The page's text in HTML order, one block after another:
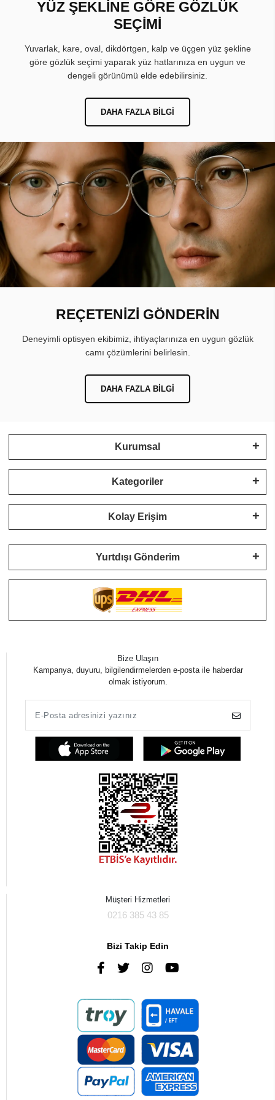
YÜZ ŞEKLİNE GÖRE GÖZLÜK
SEÇİMİ
Yuvarlak, kare, oval, dikdörtgen, kalp ve üçgen yüz şekline
göre gözlük seçimi yaparak yüz hatlarınıza en uygun ve
dengeli görünümü elde edebilirsiniz.
DAHA FAZLA BILGI
REÇETENİZİ GÖNDERİN
Deneyimli optisyen ekibimiz, ihtiyaçlarınıza en uygun gözlük
camı çözümlerini belirlesin.
DAHA FAZLA BILGI
Kurumsal
Kategoriler
Kolay Erişim
Yurtdışı Gönderim
Bize Ulaşın
Kampanya, duyuru, bilgilendirmelerden e-posta ile haberdar
olmak istiyorum.
Müşteri Hizmetleri
0216 385 43 85
Bizi Takip Edin